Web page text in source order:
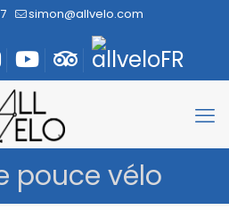
simon@allvelo.com
pouce vélo